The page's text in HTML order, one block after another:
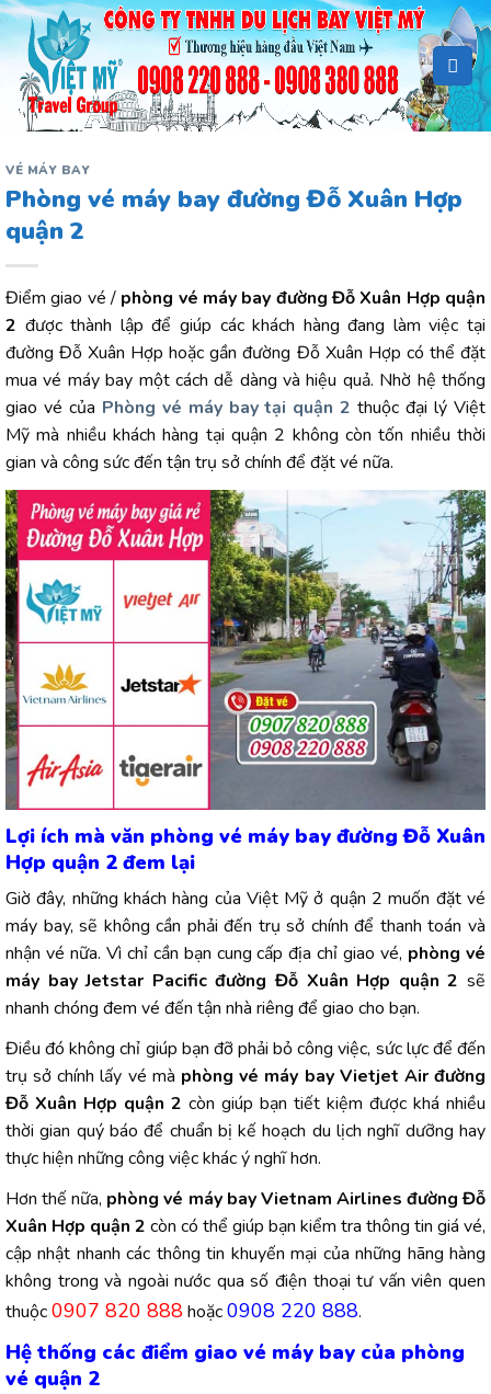
Bỏ
qua
dung
VÉ MÁY BAY
Phòng vé máy bay đường Đỗ Xuân Hợp
quận 2
Điểm giao vé / phòng vé máy bay đường Đỗ Xuân Hợp quận
2 được thành lập để giúp các khách hàng đang làm việc tại
đường Đỗ Xuân Hợp hoặc gần đường Đỗ Xuân Hợp có thể đặt
mua vé máy bay một cách dễ dàng và hiệu quả. Nhờ hệ thống
giao vé của Phòng vé máy bay tại quận 2 thuộc đại lý Việt
Mỹ mà nhiều khách hàng tại quận 2 không còn tốn nhiều thời
gian và công sức đến tận trụ sở chính để đặt vé nữa.
Lợi ích mà văn phòng vé máy bay đường Đỗ Xuân
Hợp quận 2 đem lại
Giờ đây, những khách hàng của Việt Mỹ ở quận 2 muốn đặt vé
máy bay, sẽ không cần phải đến trụ sở chính để thanh toán và
nhận vé nữa. Vì chỉ cần bạn cung cấp địa chỉ giao vé, phòng vé
máy bay Jetstar Pacific đường Đỗ Xuân Hợp quận 2 sẽ
nhanh chóng đem vé đến tận nhà riêng để giao cho bạn.
Điều đó không chỉ giúp bạn đỡ phải bỏ công việc, sức lực để đến
trụ sở chính lấy vé mà phòng vé máy bay Vietjet Air đường
Đỗ Xuân Hợp quận 2 còn giúp bạn tiết kiệm được khá nhiều
thời gian quý báo để chuẩn bị kế hoạch du lịch nghĩ dưỡng hay
thực hiện những công việc khác ý nghĩ hơn.
Hơn thế nữa, phòng vé máy bay Vietnam Airlines đường Đỗ
Xuân Hợp quận 2 còn có thể giúp bạn kiểm tra thông tin giá vé,
cập nhật nhanh các thông tin khuyến mại của những hãng hàng
không trong và ngoài nước qua số điện thoại tư vấn viên quen
thuộc0907 820 888 hoặc0908 220 888.
Hệ thống các điểm giao vé máy bay của phòng
vé quận 2